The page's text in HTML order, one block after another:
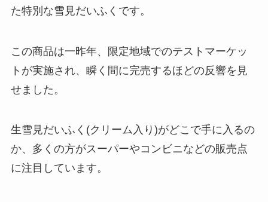
ココイチとび辛スパイスはなくな
た特別な雪見だいふくです。
この商品は一昨年、限定地域でのテストマーケッ
トが実施され、瞬く間に完売するほどの反響を見
せました。
生雪見だいふく(クリーム入り)がどこで手に入るの
か、多くの方がスーパーやコンビニなどの販売点
に注目しています。